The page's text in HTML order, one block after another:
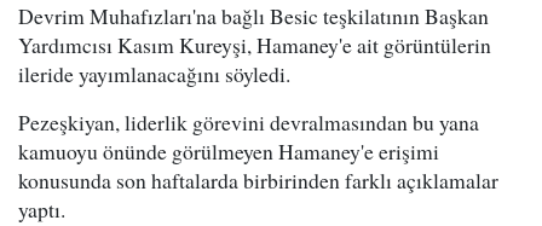
Devrim Muhafızları'na bağlı Besic teşkilatının Başkan
Yardımcısı Kasım Kureyşi, Hamaney'e ait görüntülerin
ileride yayımlanacağını söyledi.
Pezeşkiyan, liderlik görevini devralmasından bu yana
kamuoyu önünde görülmeyen Hamaney'e erişimi
konusunda son haftalarda birbirinden farklı açıklamalar
yaptı.